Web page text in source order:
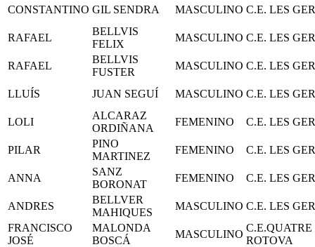
CONSTANTINO GIL SENDRA MASCULINO C.E. LES
RAFAEL
BELLVIS
FELIX
MASCULINO C.E. LES
RAFAEL
BELLVIS
FUSTER
MASCULINO C.E. LES
LLUÍS JUAN SEGUÍ MASCULINO C.E. LES
LOLI
ALCARAZ
ORDIÑANA
FEMENINO C.E. LES
PILAR
PINO
MARTINEZ
FEMENINO C.E. LES
ANNA
SANZ
BORONAT
FEMENINO C.E. LES
ANDRES
BELLVER
MAHIQUES
MASCULINO C.E. LES
FRANCISCO
JOSÉ
MALONDA
BOSCÁ
MASCULINO
C.E.QUATRE
ROTOVA